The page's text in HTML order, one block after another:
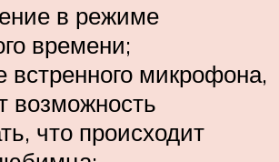
в режиме
времени;
встренного микрофона,
возможность
что происходит